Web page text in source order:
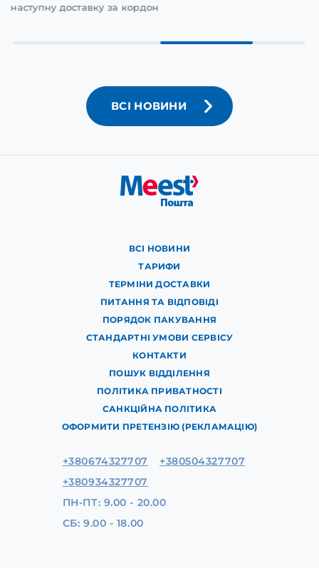
наступну доставку за кордон
ВСІ НОВИНИ
ВСІ НОВИНИ
ТАРИФИ
ТЕРМІНИ ДОСТАВКИ
ПИТАННЯ ТА ВІДПОВІДІ
ПОРЯДОК ПАКУВАННЯ
СТАНДАРТНІ УМОВИ СЕРВІСУ
КОНТАКТИ
ПОШУК ВІДДІЛЕННЯ
ПОЛІТИКА ПРИВАТНОСТІ
САНКЦІЙНА ПОЛІТИКА
ОФОРМИТИ ПРЕТЕНЗІЮ (РЕКЛАМАЦІЮ)
+380674327707
+380504327707
+380934327707
ПН-ПТ: 9.00 - 20.00
СБ: 9.00 - 18.00